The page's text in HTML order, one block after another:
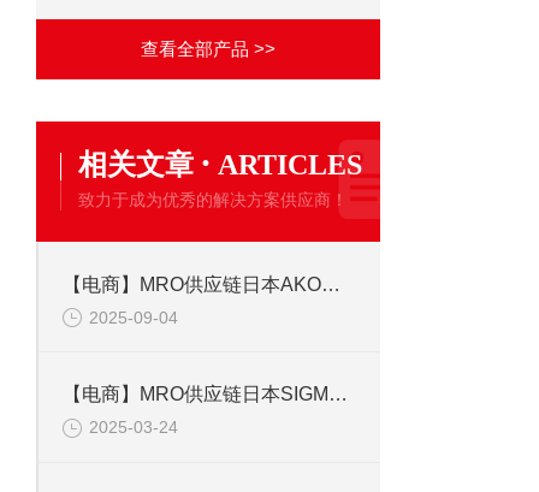
查看全部产品 >>
相关文章 · ARTICLES
致力于成为优秀的解决方案供应商！
【电商】MRO供应链日本AKO阀芯 M015.03XK
2025-09-04
【电商】MRO供应链日本SIGMAKOKI实验室用铝膜反射镜TFAN-20C03-10
2025-03-24